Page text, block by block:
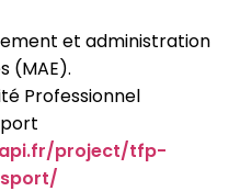
et administration
(MAE).
Professionnel
project/tfp-